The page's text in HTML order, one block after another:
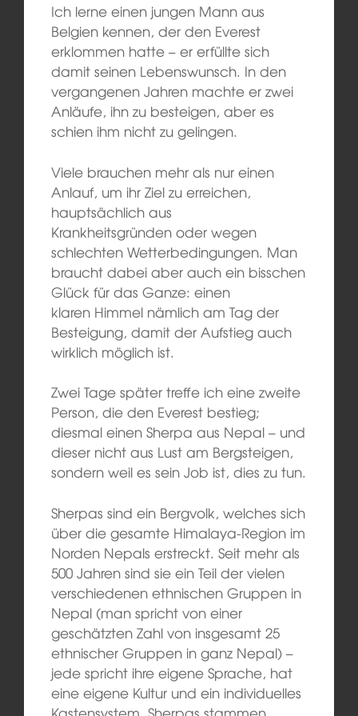
Ich lerne einen jungen Mann aus
Belgien kennen, der den Everest
erklommen hatte – er erfüllte sich
damit seinen Lebenswunsch. In den
vergangenen Jahren machte er zwei
Anläufe, ihn zu besteigen, aber es
schien ihm nicht zu gelingen.
Viele brauchen mehr als nur einen
Anlauf, um ihr Ziel zu erreichen,
hauptsächlich aus
Krankheitsgründen oder wegen
schlechten Wetterbedingungen. Man
braucht dabei aber auch ein bisschen
Glück für das Ganze: einen
klaren Himmel nämlich am Tag der
Besteigung, damit der Aufstieg auch
wirklich möglich ist.
Zwei Tage später treffe ich eine zweite
Person, die den Everest bestieg;
diesmal einen Sherpa aus Nepal – und
dieser nicht aus Lust am Bergsteigen,
sondern weil es sein Job ist, dies zu tun.
Sherpas sind ein Bergvolk, welches sich
über die gesamte Himalaya-Region im
Norden Nepals erstreckt. Seit mehr als
500 Jahren sind sie ein Teil der vielen
verschiedenen ethnischen Gruppen in
Nepal (man spricht von einer
geschätzten Zahl von insgesamt 25
ethnischer Gruppen in ganz Nepal) –
jede spricht ihre eigene Sprache, hat
eine eigene Kultur und ein individuelles